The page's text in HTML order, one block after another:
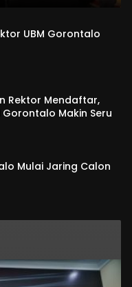
UBM Gorontalo
Rektor Mendaftar,
Gorontalo Makin Seru
Mulai Jaring Calon